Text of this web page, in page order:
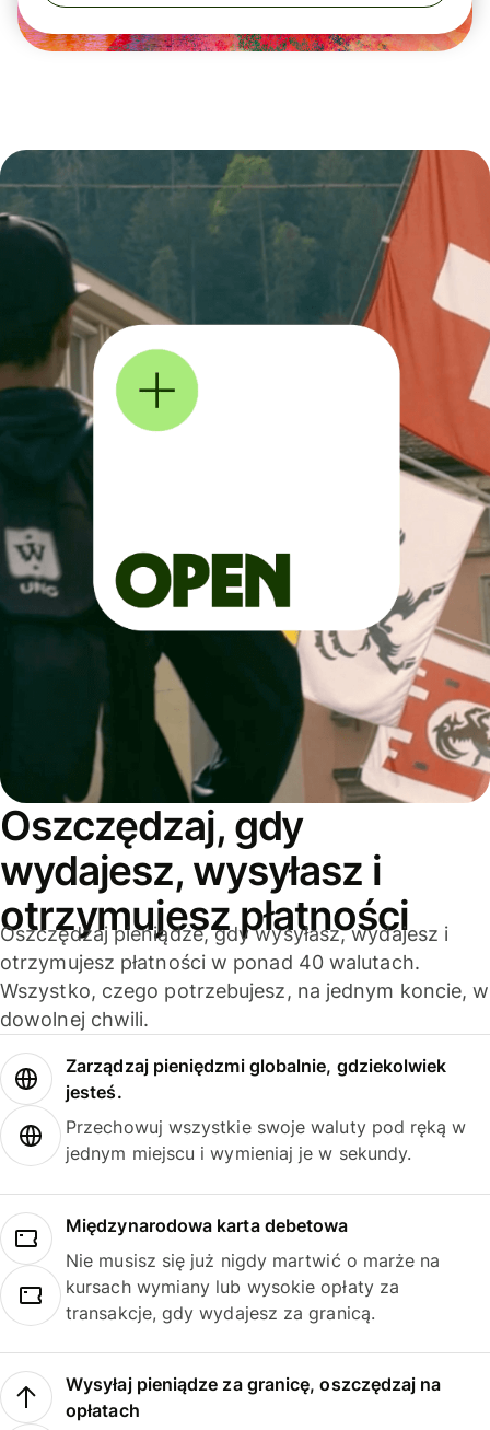
Oszczędzaj, gdy
wydajesz, wysyłasz i
otrzymujesz płatności
Oszczędzaj pieniądze, gdy wysyłasz, wydajesz i
otrzymujesz płatności w ponad 40 walutach.
Wszystko, czego potrzebujesz, na jednym koncie, w
dowolnej chwili.
Zarządzaj pieniędzmi globalnie, gdziekolwiek
jesteś.
Przechowuj wszystkie swoje waluty pod ręką w
jednym miejscu i wymieniaj je w sekundy.
Międzynarodowa karta debetowa
Nie musisz się już nigdy martwić o marże na
kursach wymiany lub wysokie opłaty za
transakcje, gdy wydajesz za granicą.
Wysyłaj pieniądze za granicę, oszczędzaj na
opłatach